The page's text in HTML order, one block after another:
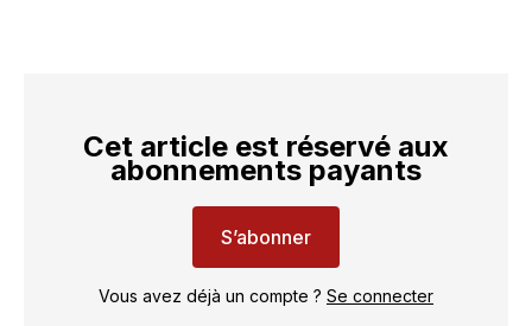
Cet article est réservé aux
abonnements payants
S’abonner
Vous avez déjà un compte ? Se connecter